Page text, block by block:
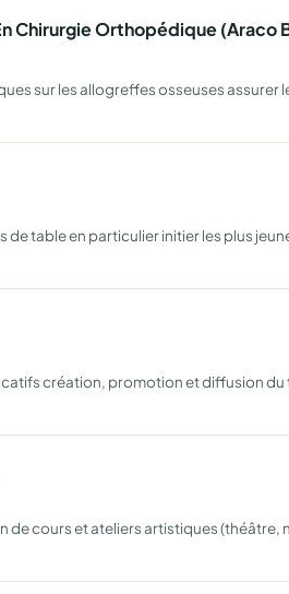
Chirurgie Orthopédique (Araco
sur les allogreffes osseuses
table en particulier initier les plus
création, promotion et diffusion
cours et ateliers artistiques (théâtre,